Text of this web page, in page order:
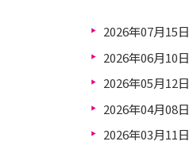
2026年07月15日
2026年06月10日
2026年05月12日
2026年04月08日
2026年03月11日